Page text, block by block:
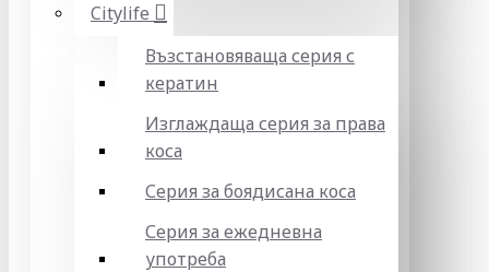
Citylife
Възстановяваща серия с
кератин
Изглаждаща серия за права
коса
Серия за боядисана коса
Серия за ежедневна
употреба